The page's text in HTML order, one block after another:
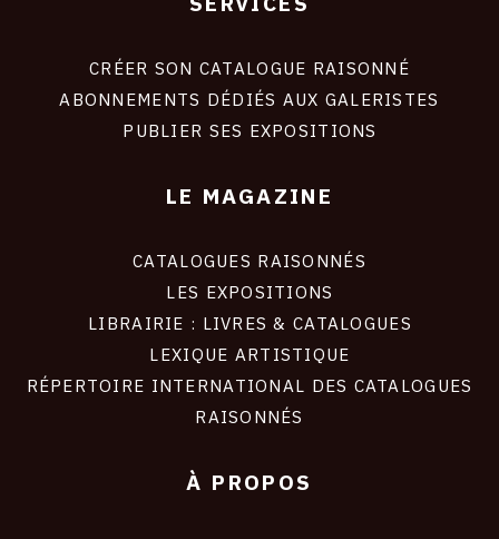
CRÉER SON CATALOGUE RAISONNÉ
ABONNEMENTS DÉDIÉS AUX GALERISTES
PUBLIER SES EXPOSITIONS
LE MAGAZINE
CATALOGUES RAISONNÉS
LES EXPOSITIONS
LIBRAIRIE : LIVRES & CATALOGUES
LEXIQUE ARTISTIQUE
RÉPERTOIRE INTERNATIONAL DES CATALOGUES
RAISONNÉS
À PROPOS